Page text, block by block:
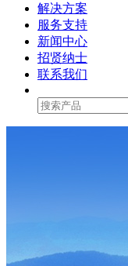
解决方案
服务支持
新闻中心
招贤纳士
联系我们